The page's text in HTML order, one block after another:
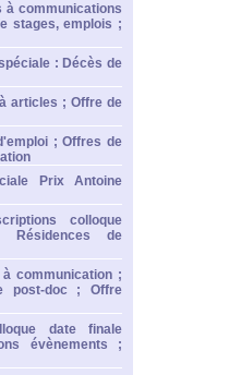
à communications
stages, emplois ;
: Décès de
articles ; Offre de
; Offres de
Prix Antoine
colloque
de
communication ;
post-doc ; Offre
date finale
évènements ;